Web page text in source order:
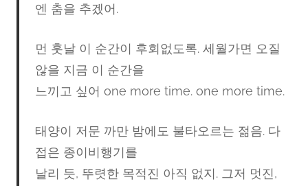
엔 춤을 추겠어.
먼 훗날 이 순간이 후회없도록. 세월가면 오질
않을 지금 이 순간을
느끼고 싶어 one more time. one more time.
태양이 저문 까만 밤에도 불타오르는 젊음. 다
접은 종이비행기를
날리 듯, 뚜렷한 목적진 아직 없지. 그저 멋진,